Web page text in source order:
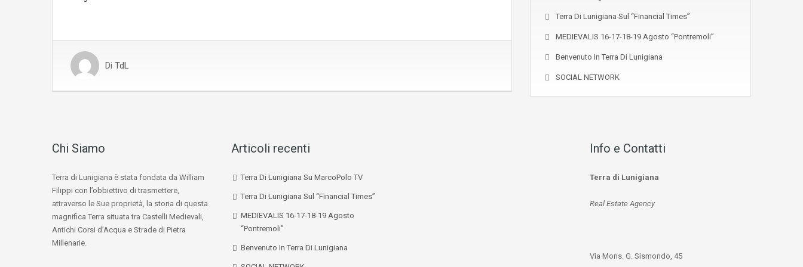
Di TdL
Terra Di Lunigiana Sul “Financial Times”
MEDIEVALIS 16-17-18-19 Agosto “Pontremoli”
Benvenuto In Terra Di Lunigiana
SOCIAL NETWORK
Chi Siamo
Terra di Lunigiana è stata fondata da William
Filippi con l’obbiettivo di trasmettere,
attraverso le Sue proprietà, la storia di questa
magnifica Terra situata tra Castelli Medievali,
Antichi Corsi d’Acqua e Strade di Pietra
Millenarie.
Articoli recenti
Terra Di Lunigiana Su MarcoPolo TV
Terra Di Lunigiana Sul “Financial Times”
MEDIEVALIS 16-17-18-19 Agosto
“Pontremoli”
Benvenuto In Terra Di Lunigiana
Info e Contatti
Terra di Lunigiana
Real Estate Agency
Via Mons. G. Sismondo, 45